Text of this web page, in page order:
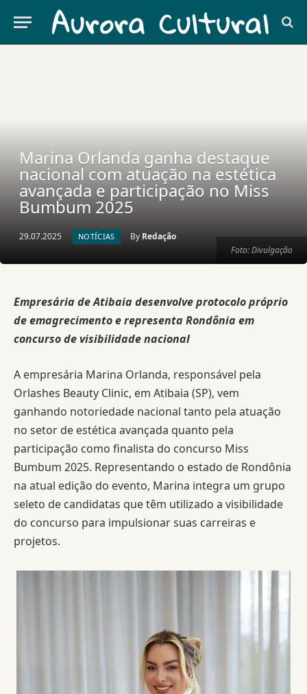
Foto: Divulgação
Marina Orlanda ganha destaque
nacional com atuação na estética
avançada e participação no Miss
Bumbum 2025
29.07.2025 NOTÍCIAS By Redação
Empresária de Atibaia desenvolve protocolo próprio
de emagrecimento e representa Rondônia em
concurso de visibilidade nacional
A empresária Marina Orlanda, responsável pela
Orlashes Beauty Clinic, em Atibaia (SP), vem
ganhando notoriedade nacional tanto pela atuação
no setor de estética avançada quanto pela
participação como finalista do concurso Miss
Bumbum 2025. Representando o estado de Rondônia
na atual edição do evento, Marina integra um grupo
seleto de candidatas que têm utilizado a visibilidade
do concurso para impulsionar suas carreiras e
projetos.